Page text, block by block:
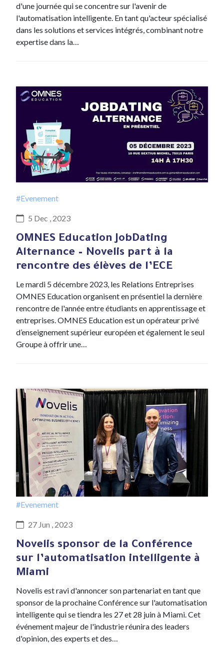
d'une journée qui se concentre sur l'avenir de
l'automatisation intelligente. En tant qu'acteur spécialisé
dans les solutions et services intégrés, combinant notre
expertise dans la…
#Evenement
5 Dec , 2023
OMNES Education JobDating
Alternance – Novelis part à la
rencontre des élèves de l’ECE
Le mardi 5 décembre 2023, les Relations Entreprises
OMNES Education organisent en présentiel la dernière
rencontre de l'année entre étudiants en apprentissage et
entreprises. OMNES Education est un opérateur privé
d’enseignement supérieur européen et également le seul
Groupe à offrir une…
#Evenement
27 Jun , 2023
Novelis sponsor de la Conférence
sur l’automatisation intelligente à
Miami
Novelis est ravi d'annoncer son partenariat en tant que
sponsor de la prochaine Conférence sur l'automatisation
intelligente qui se tiendra les 27 et 28 juin à Miami. Cet
événement majeur de l'industrie réunira des leaders
d'opinion, des experts et des…